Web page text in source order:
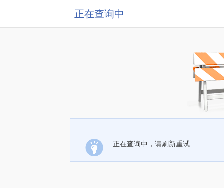
正在查询中
正在查询中，请刷新重试